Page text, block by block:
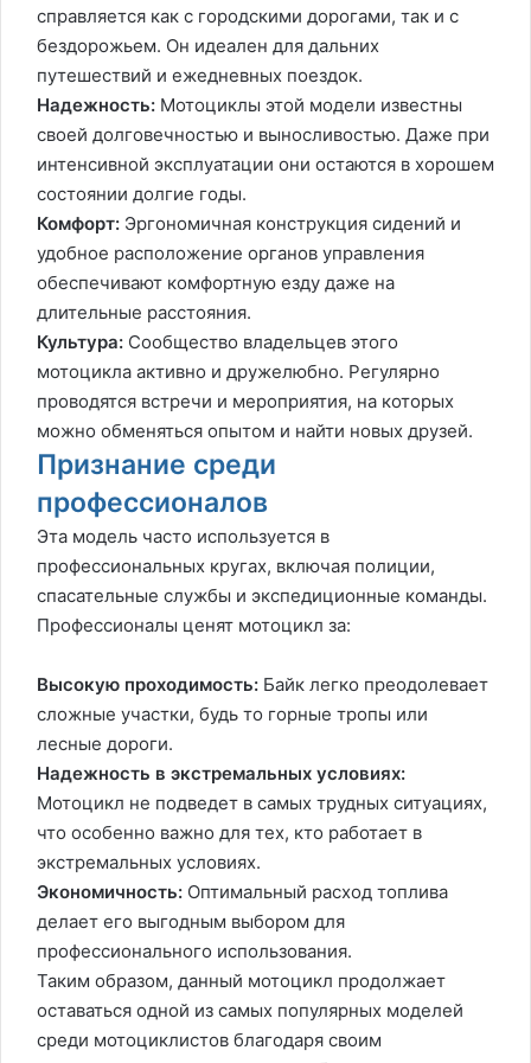
справляется как с городскими дорогами, так и с
бездорожьем. Он идеален для дальних
путешествий и ежедневных поездок.
Надежность: Мотоциклы этой модели известны
своей долговечностью и выносливостью. Даже при
интенсивной эксплуатации они остаются в хорошем
состоянии долгие годы.
Комфорт: Эргономичная конструкция сидений и
удобное расположение органов управления
обеспечивают комфортную езду даже на
длительные расстояния.
Культура: Сообщество владельцев этого
мотоцикла активно и дружелюбно. Регулярно
проводятся встречи и мероприятия, на которых
можно обменяться опытом и найти новых друзей.
Признание среди
профессионалов
Эта модель часто используется в
профессиональных кругах, включая полиции,
спасательные службы и экспедиционные команды.
Профессионалы ценят мотоцикл за:
Высокую проходимость: Байк легко преодолевает
сложные участки, будь то горные тропы или
лесные дороги.
Надежность в экстремальных условиях:
Мотоцикл не подведет в самых трудных ситуациях,
что особенно важно для тех, кто работает в
экстремальных условиях.
Экономичность: Оптимальный расход топлива
делает его выгодным выбором для
профессионального использования.
Таким образом, данный мотоцикл продолжает
оставаться одной из самых популярных моделей
среди мотоциклистов благодаря своим